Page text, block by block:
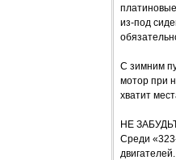
из-под
С зимним
мотор при
хватит
НЕ
Среди